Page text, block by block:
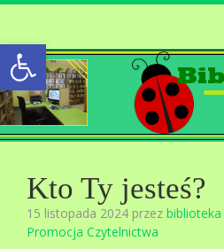
Open toolbar
Kto Ty jesteś?
15 listopada 2024 przez biblioteka
Promocja Czytelnictwa